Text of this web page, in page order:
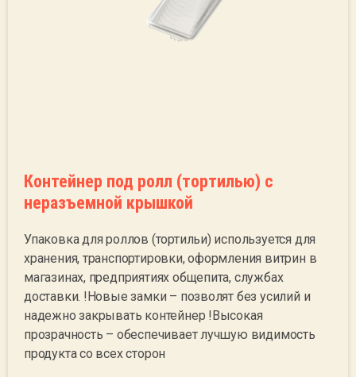
Контейнер под ролл (тортилью) с
неразъемной крышкой
Упаковка для роллов (тортильи) используется для
хранения, транспортировки, оформления витрин в
магазинах, предприятиях общепита, службах
доставки. !Новые замки – позволят без усилий и
надежно закрывать контейнер !Высокая
прозрачность – обеспечивает лучшую видимость
продукта со всех сторон